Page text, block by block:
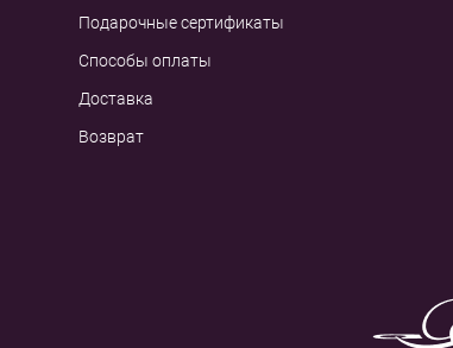
Подарочные сертификаты
Способы оплаты
Доставка
Возврат